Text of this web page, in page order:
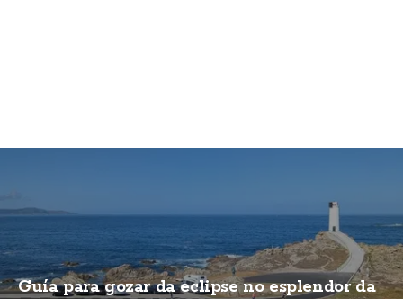
Guía para gozar da eclipse no esplendor da